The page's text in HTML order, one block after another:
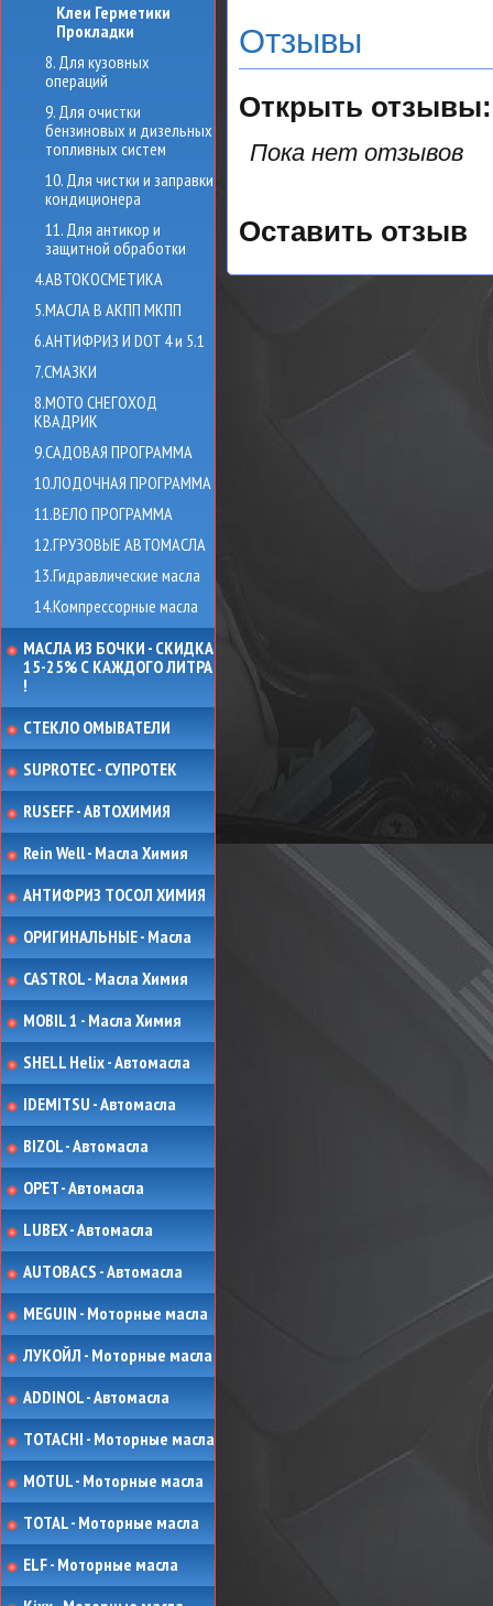
Клеи Герметики
Прокладки
8. Для кузовных
операций
9. Для очистки
бензиновых и дизельных
топливных систем
10. Для чистки и заправки
кондиционера
11. Для антикор и
защитной обработки
4.АВТОКОСМЕТИКА
5.МАСЛА В АКПП МКПП
6.АНТИФРИЗ И DOT 4 и 5.1
7.СМАЗКИ
8.МОТО СНЕГОХОД
КВАДРИК
9.САДОВАЯ ПРОГРАММА
10.ЛОДОЧНАЯ ПРОГРАММА
11.ВЕЛО ПРОГРАММА
12.ГРУЗОВЫЕ АВТОМАСЛА
13.Гидравлические масла
14.Компрессорные масла
МАСЛА ИЗ БОЧКИ - СКИДКА
15-25% С КАЖДОГО ЛИТРА
!
СТЕКЛО ОМЫВАТЕЛИ
SUPROTEC - СУПРОТЕК
RUSEFF - АВТОХИМИЯ
Rein Well - Масла Химия
АНТИФРИЗ ТОСОЛ ХИМИЯ
ОРИГИНАЛЬНЫЕ - Масла
CASTROL - Масла Химия
MOBIL 1 - Масла Химия
SHELL Helix - Автомасла
IDEMITSU - Автомасла
BIZOL - Автомасла
OPET - Автомасла
LUBEX - Автомасла
AUTOBACS - Автомасла
MEGUIN - Моторные масла
ЛУКОЙЛ - Моторные масла
ADDINOL - Автомасла
TOTACHI - Моторные масла
MOTUL - Моторные масла
TOTAL - Моторные масла
ELF - Моторные масла
Отзывы
Открыть
Пока нет отзывов
Оставить отзыв